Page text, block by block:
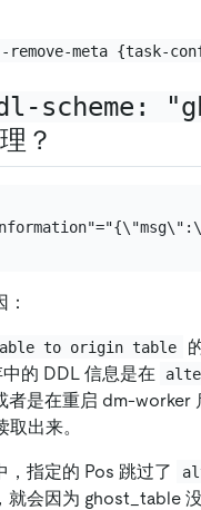
meta {task-
scheme:
？
to origin table
的 DDL 信息是在
是在重启 dm-worker
取出来。
指定的 Pos 跳过了
会因为 ghost_table